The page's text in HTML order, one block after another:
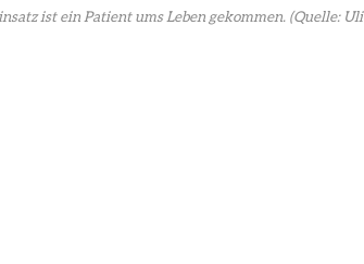
ist ein Patient ums Leben gekommen. (Quelle: Uli